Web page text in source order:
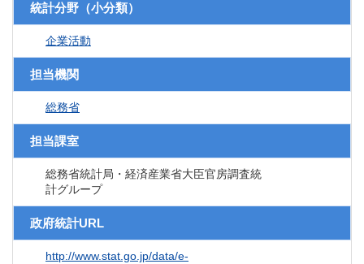
統計分野（小分類）
企業活動
担当機関
総務省
担当課室
総務省統計局・経済産業省大臣官房調査統
計グループ
政府統計URL
http://www.stat.go.jp/data/e-